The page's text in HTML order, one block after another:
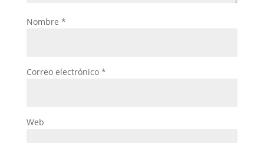
Nombre *
Correo electrónico *
Web